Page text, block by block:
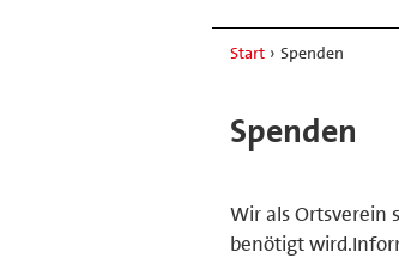
Start › Spenden
Spenden
Wir als Ortsverein
benötigt